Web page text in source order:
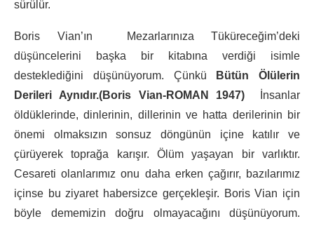
sürülür.
Boris Vian’ın Mezarlarınıza Tüküreceğim’deki
düşüncelerini başka bir kitabına verdiği isimle
desteklediğini düşünüyorum. Çünkü
Bütün Ölülerin
Derileri Aynıdır.(Boris Vian-ROMAN 1947)
İnsanlar
öldüklerinde, dinlerinin, dillerinin ve hatta derilerinin bir
önemi olmaksızın sonsuz döngünün içine katılır ve
çürüyerek toprağa karışır. Ölüm yaşayan bir varlıktır.
Cesareti olanlarımız onu daha erken çağırır, bazılarımız
içinse bu ziyaret habersizce gerçekleşir. Boris Vian için
böyle dememizin doğru olmayacağını düşünüyorum.